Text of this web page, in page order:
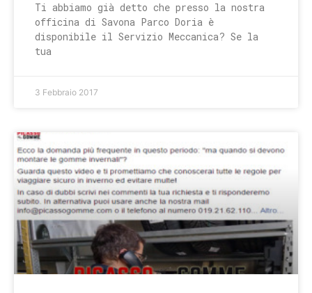
Ti abbiamo già detto che presso la nostra
officina di Savona Parco Doria è
disponibile il Servizio Meccanica? Se la
tua
3 Febbraio 2017